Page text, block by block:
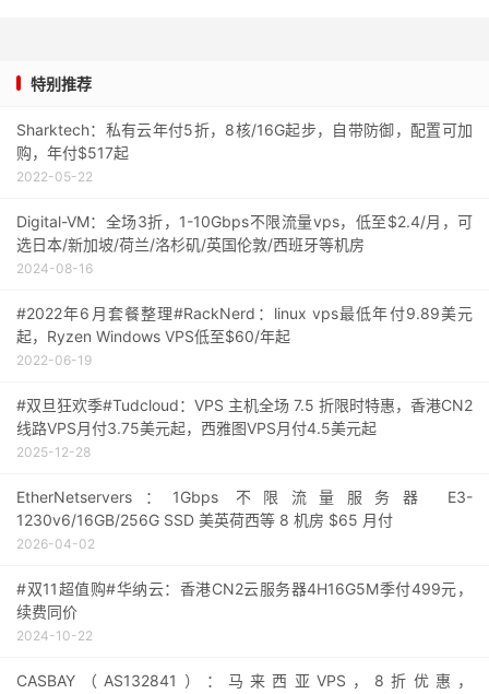
特别推荐
Sharktech：私有云年付5折，8核/16G起步，自带防御，配置可加
购，年付$517起
2022-05-22
Digital-VM：全场3折，1-10Gbps不限流量vps，低至$2.4/月，可
选日本/新加坡/荷兰/洛杉矶/英国伦敦/西班牙等机房
2024-08-16
#2022年6月套餐整理#RackNerd：linux vps最低年付9.89美元
起，Ryzen Windows VPS低至$60/年起
2022-06-19
#双旦狂欢季#Tudcloud：VPS 主机全场 7.5 折限时特惠，香港CN2
线路VPS月付3.75美元起，西雅图VPS月付4.5美元起
2025-12-28
EtherNetservers：1Gbps 不限流量服务器 E3-
1230v6/16GB/256G SSD 美英荷西等 8 机房 $65 月付
2026-04-02
#双11超值购#华纳云：香港CN2云服务器4H16G5M季付499元，
续费同价
2024-10-22
CASBAY（AS132841）：马来西亚VPS，8折优惠，